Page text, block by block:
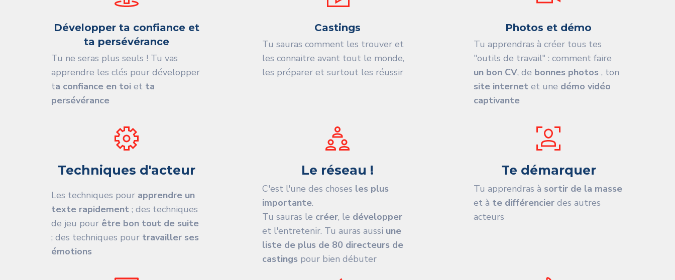
Développer ta confiance et
ta persévérance
Tu ne seras plus seuls ! Tu vas
apprendre les clés pour développer
ta confiance en toi et ta
persévérance
Castings
Tu sauras comment les trouver et
les connaitre avant tout le monde,
les préparer et surtout les réussir
Photos et démo
Tu apprendras à créer tous tes
"outils de travail" : comment faire
un bon CV, de bonnes photos, ton
site internet et une démo vidéo
captivante
Techniques d'acteur
Les techniques pour apprendre un
texte rapidement ; des techniques
de jeu pour être bon tout de suite
; des techniques pour travailler ses
émotions
Le réseau !
C'est l'une des choses les plus
importante.
Tu sauras le créer, le développer
et l'entretenir. Tu auras aussi une
liste de plus de 80 directeurs de
castings pour bien débuter
Te démarquer
Tu apprendras à sortir de la masse
et à te différencierdes autres
acteurs